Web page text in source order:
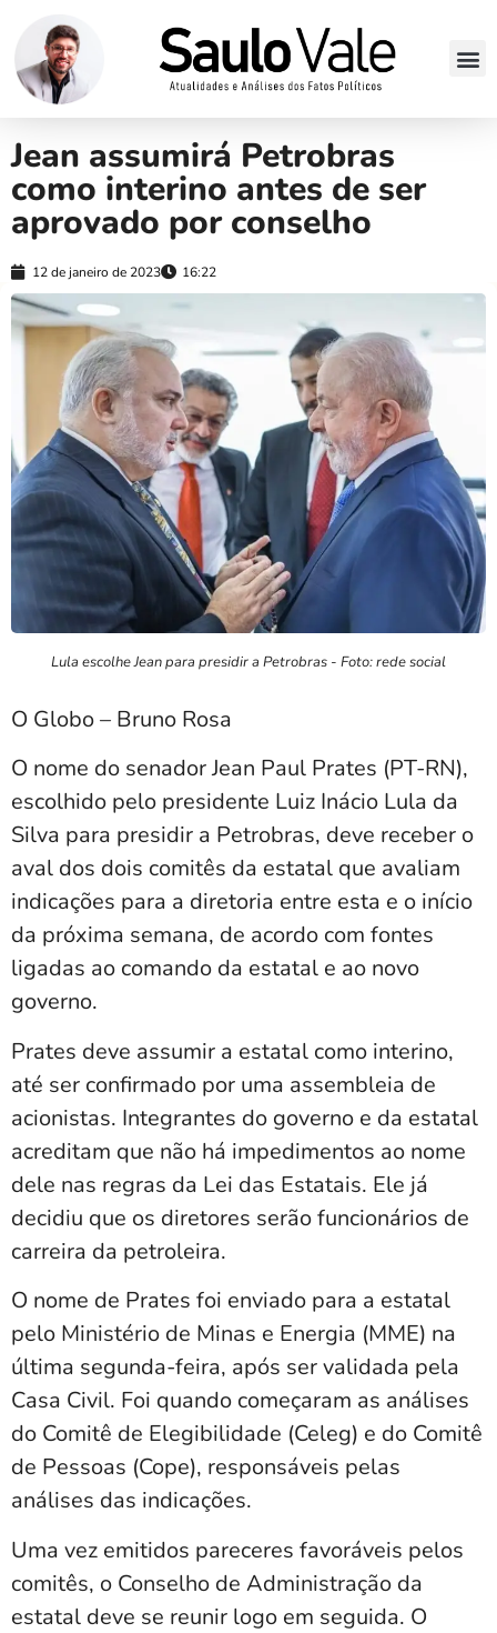
Jean assumirá Petrobras
como interino antes de ser
aprovado por conselho
12 de janeiro de 2023 16:22
Lula escolhe Jean para presidir a Petrobras - Foto: rede social
O Globo – Bruno Rosa
O nome do senador Jean Paul Prates (PT-RN),
escolhido pelo presidente Luiz Inácio Lula da
Silva para presidir a Petrobras, deve receber o
aval dos dois comitês da estatal que avaliam
indicações para a diretoria entre esta e o início
da próxima semana, de acordo com fontes
ligadas ao comando da estatal e ao novo
governo.
Prates deve assumir a estatal como interino,
até ser confirmado por uma assembleia de
acionistas. Integrantes do governo e da estatal
acreditam que não há impedimentos ao nome
dele nas regras da Lei das Estatais. Ele já
decidiu que os diretores serão funcionários de
carreira da petroleira.
O nome de Prates foi enviado para a estatal
pelo Ministério de Minas e Energia (MME) na
última segunda-feira, após ser validada pela
Casa Civil. Foi quando começaram as análises
do Comitê de Elegibilidade (Celeg) e do Comitê
de Pessoas (Cope), responsáveis pelas
análises das indicações.
Uma vez emitidos pareceres favoráveis pelos
comitês, o Conselho de Administração da
estatal deve se reunir logo em seguida. O